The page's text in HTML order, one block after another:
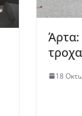
Άρτα:
18